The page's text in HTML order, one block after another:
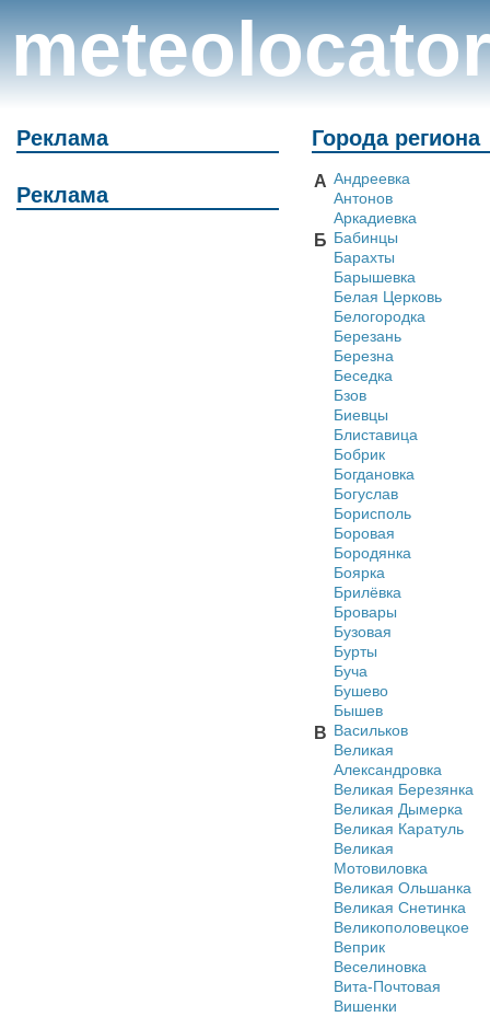
meteolocator
Реклама
Реклама
Города региона
А Андреевка
Антонов
Аркадиевка
Б Бабинцы
Барахты
Барышевка
Белая Церковь
Белогородка
Березань
Березна
Беседка
Бзов
Биевцы
Блиставица
Бобрик
Богдановка
Богуслав
Борисполь
Боровая
Бородянка
Боярка
Брилёвка
Бровары
Бузовая
Бурты
Буча
Бушево
Бышев
В Васильков
Великая
Александровка
Великая Березянка
Великая Дымерка
Великая Каратуль
Великая
Мотовиловка
Великая Ольшанка
Великая Снетинка
Великополовецкое
Веприк
Веселиновка
Вита-Почтовая
Вишенки